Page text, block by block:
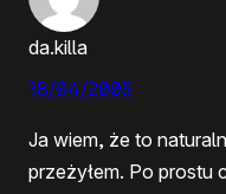
da.killa
18/04/2005
Ja wiem, że to
przeżyłem. Po prostu